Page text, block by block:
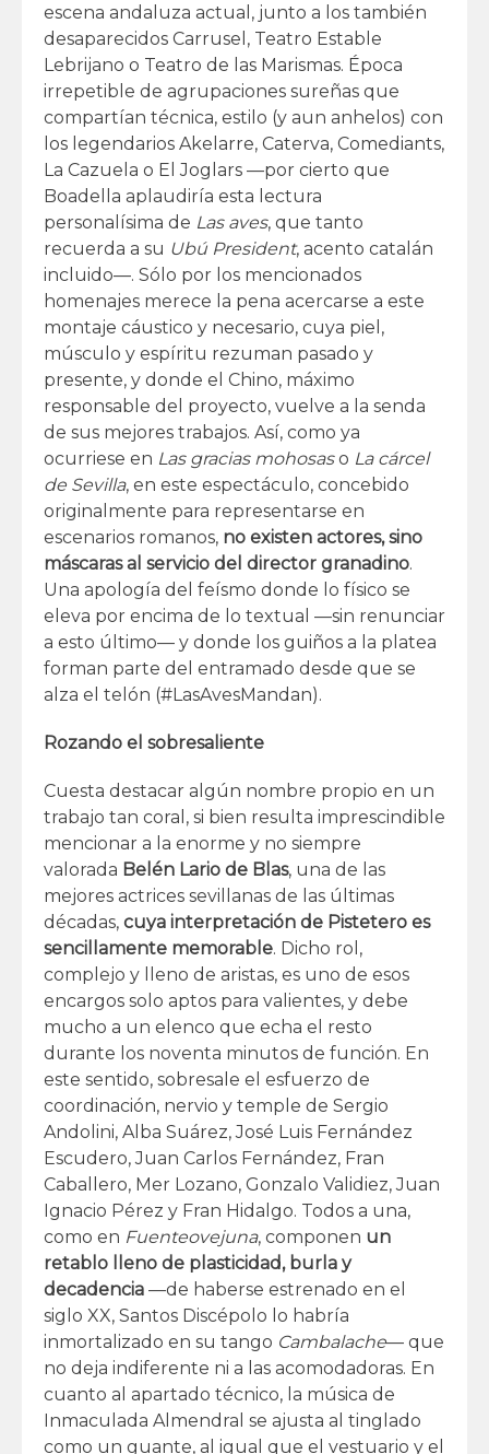
escena andaluza actual, junto a los también
desaparecidos Carrusel, Teatro Estable
Lebrijano o Teatro de las Marismas. Época
irrepetible de agrupaciones sureñas que
compartían técnica, estilo (y aun anhelos) con
los legendarios Akelarre, Caterva, Comediants,
La Cazuela o El Joglars —por cierto que
Boadella aplaudiría esta lectura
personalísima de Las aves, que tanto
recuerda a su Ubú President, acento catalán
incluido—. Sólo por los mencionados
homenajes merece la pena acercarse a este
montaje cáustico y necesario, cuya piel,
músculo y espíritu rezuman pasado y
presente, y donde el Chino, máximo
responsable del proyecto, vuelve a la senda
de sus mejores trabajos. Así, como ya
ocurriese en Las gracias mohosaso La cárcel
de Sevilla, en este espectáculo, concebido
originalmente para representarse en
escenarios romanos, no existen actores, sino
máscaras al servicio del director granadino.
Una apología del feísmo donde lo físico se
eleva por encima de lo textual —sin renunciar
a esto último— y donde los guiños a la platea
forman parte del entramado desde que se
alza el telón (#LasAvesMandan).
Rozando el sobresaliente
Cuesta destacar algún nombre propio en un
trabajo tan coral, si bien resulta imprescindible
mencionar a la enorme y no siempre
valorada Belén Lario de Blas, una de las
mejores actrices sevillanas de las últimas
décadas, cuya interpretación de Pistetero es
sencillamente memorable. Dicho rol,
complejo y lleno de aristas, es uno de esos
encargos solo aptos para valientes, y debe
mucho a un elenco que echa el resto
durante los noventa minutos de función. En
este sentido, sobresale el esfuerzo de
coordinación, nervio y temple de Sergio
Andolini, Alba Suárez, José Luis Fernández
Escudero, Juan Carlos Fernández, Fran
Caballero, Mer Lozano, Gonzalo Validiez, Juan
Ignacio Pérez y Fran Hidalgo. Todos a una,
como en Fuenteovejuna, componen un
retablo lleno de plasticidad, burla y
decadencia —de haberse estrenado en el
siglo XX, Santos Discépolo lo habría
inmortalizado en su tango Cambalache— que
no deja indiferente ni a las acomodadoras. En
cuanto al apartado técnico, la música de
Inmaculada Almendral se ajusta al tinglado
como un guante, al igual que el vestuario y el